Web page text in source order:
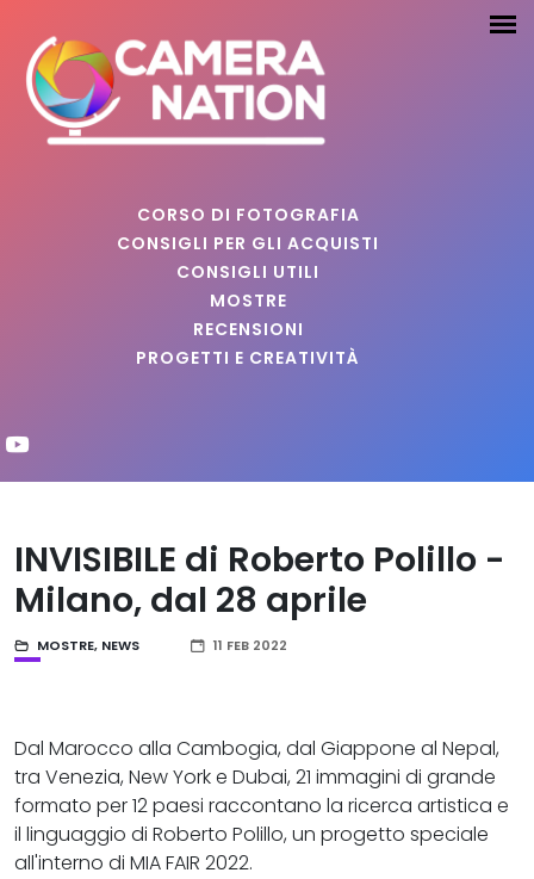
CORSO DI FOTOGRAFIA
CONSIGLI PER GLI ACQUISTI
CONSIGLI UTILI
MOSTRE
RECENSIONI
PROGETTI E CREATIVITÀ
INVISIBILE di Roberto Polillo -
Milano, dal 28 aprile
MOSTRE, NEWS 11 FEB 2022
Dal Marocco alla Cambogia, dal Giappone al Nepal,
tra Venezia, New York e Dubai, 21 immagini di grande
formato per 12 paesi raccontano la ricerca artistica e
il linguaggio di Roberto Polillo, un progetto speciale
all'interno di MIA FAIR 2022.